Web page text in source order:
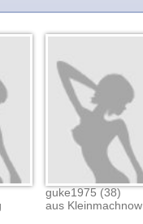
guke1975 (38)
aus Kleinmachnow